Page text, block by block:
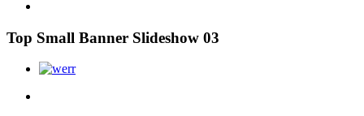
Top Small Banner Slideshow 03